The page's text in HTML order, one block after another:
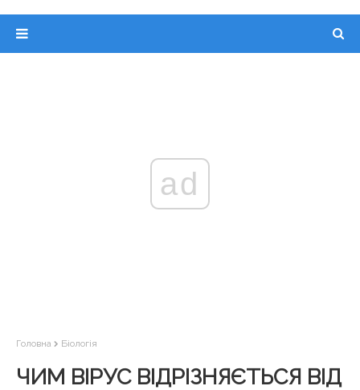
ad
Головна Біологія
ЧИМ ВІРУС ВІДРІЗНЯЄТЬСЯ ВІД